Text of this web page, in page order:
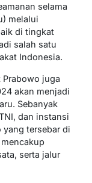
selama
melalui
di tingkat
salah satu
Indonesia.
juga
akan menjadi
Sebanyak
dan instansi
tersebar di
serta jalur